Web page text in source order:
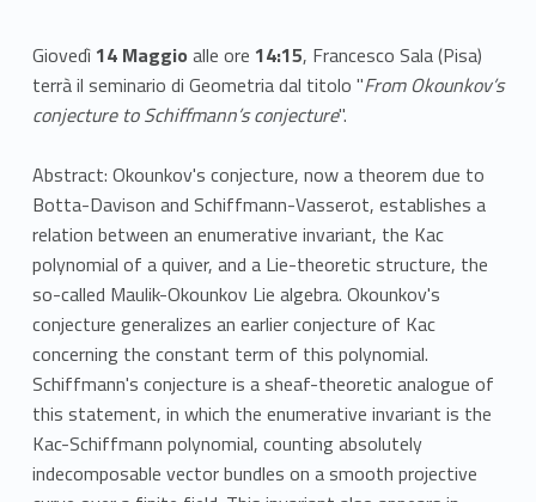
Giovedì 14 Maggio alle ore 14:15, Francesco Sala (Pisa)
terrà il seminario di Geometria dal titolo "From Okounkov’s
conjecture to Schiffmann’s conjecture".
Abstract: Okounkov's conjecture, now a theorem due to
Botta-Davison and Schiffmann-Vasserot, establishes a
relation between an enumerative invariant, the Kac
polynomial of a quiver, and a Lie-theoretic structure, the
so-called Maulik-Okounkov Lie algebra. Okounkov's
conjecture generalizes an earlier conjecture of Kac
concerning the constant term of this polynomial.
Schiffmann's conjecture is a sheaf-theoretic analogue of
this statement, in which the enumerative invariant is the
Kac-Schiffmann polynomial, counting absolutely
indecomposable vector bundles on a smooth projective